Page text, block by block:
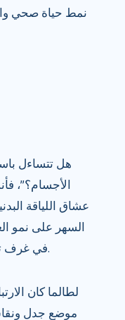
نمط حياة صحي
هل تتساءل
الأجسام؟”،
عشاق اللياقة
السهر على نمو
في غرف تبديل الملابس، لكن لا يُناقش علنًا.
لطالما كان
موضع جدلٍ